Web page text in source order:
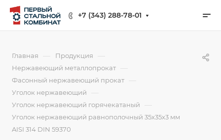
+7 (343) 288-78-01
Главная — Продукция —
Нержавеющий металлопрокат —
Фасонный нержавеющий прокат —
Уголок нержавеющий —
Уголок нержавеющий горячекатаный —
Уголок нержавеющий равнополочный 35х35х3 мм
AISI 314 DIN 59370